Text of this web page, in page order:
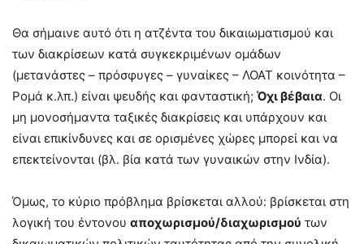
Θα σήμαινε αυτό ότι η ατζέντα του δικαιωματισμού και
των διακρίσεων κατά συγκεκριμένων ομάδων
(μετανάστες – πρόσφυγες – γυναίκες – ΛΟΑΤ κοινότητα –
Ρομά κ.λπ.) είναι ψευδής και φανταστική; Όχι βέβαια. Οι
μη μονοσήμαντα ταξικές διακρίσεις και υπάρχουν και
είναι επικίνδυνες και σε ορισμένες χώρες μπορεί και να
επεκτείνονται (βλ. βία κατά των γυναικών στην Ινδία).
Όμως, το κύριο πρόβλημα βρίσκεται αλλού: βρίσκεται στη
λογική του έντονου αποχωρισμού/διαχωρισμού των